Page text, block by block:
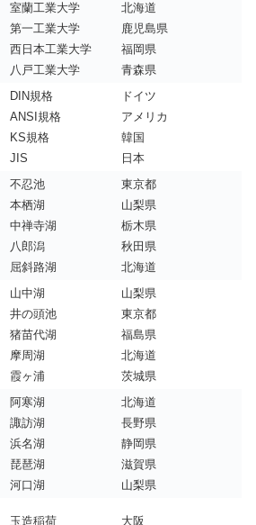
室蘭工業大学
第一工業大学
西日本工業大学
八戸工業大学
北海道
鹿児島県
福岡県
青森県
DIN規格
ANSI規格
KS規格
JIS
ドイツ
アメリカ
韓国
日本
不忍池
本栖湖
中禅寺湖
八郎潟
屈斜路湖
東京都
山梨県
栃木県
秋田県
北海道
山中湖
井の頭池
猪苗代湖
摩周湖
霞ヶ浦
山梨県
東京都
福島県
北海道
茨城県
阿寒湖
諏訪湖
浜名湖
琵琶湖
河口湖
北海道
長野県
静岡県
滋賀県
山梨県
玉造稲荷
大阪